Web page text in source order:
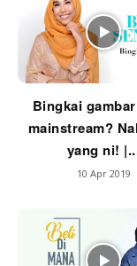
Video
Beli Di
Buat
Ilham
Bingkai
mainstream?
yang ni!
10 Apr 2019